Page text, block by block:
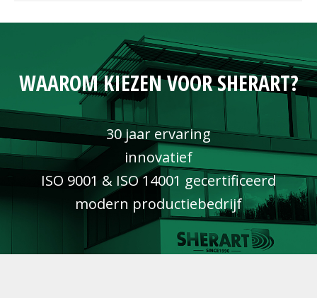
WAAROM KIEZEN VOOR SHERART?
30 jaar ervaring
innovatief
ISO 9001 & ISO 14001 gecertificeerd
modern productiebedrijf